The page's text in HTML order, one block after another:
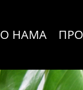
О НАМА